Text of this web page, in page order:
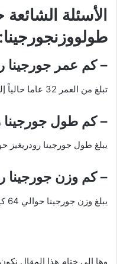
الأسئلة
طولووزنجورجينا:
– كم عمر جورجينا
تبلغ من العمر 32 عاما حالياً إلى 2026.
– كم طول جورجينا
يبلغ طول جورجينا رودريغيز حوالي
– كم وزن جورجينا
يبلغ وزن جورجينا حوالي 64 كيلوجرام.
وها إلى ختام هذا المقال